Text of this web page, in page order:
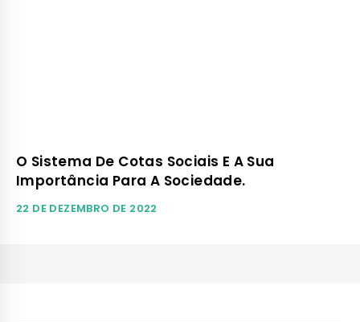
O Sistema De Cotas Sociais E A Sua
Importância Para A Sociedade.
22 DE DEZEMBRO DE 2022